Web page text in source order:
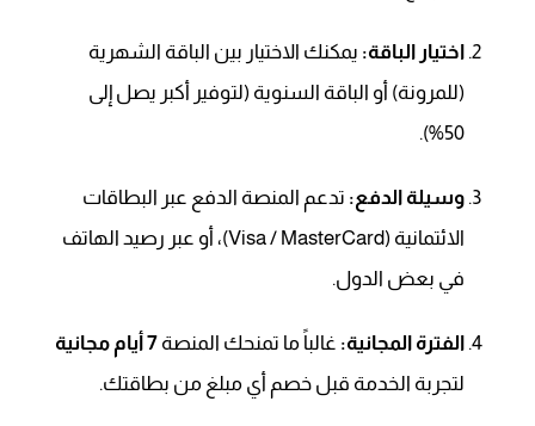
اختيار الباقة: يمكنك الاختيار بين الباقة الشهرية
(للمرونة) أو الباقة السنوية (لتوفير أكبر يصل إلى
50%).
وسيلة الدفع: تدعم المنصة الدفع عبر البطاقات
الائتمانية (Visa / MasterCard)، أو عبر رصيد الهاتف
في بعض الدول.
الفترة المجانية: غالباً ما تمنحك المنصة 7 أيام مجانية
لتجربة الخدمة قبل خصم أي مبلغ من بطاقتك.